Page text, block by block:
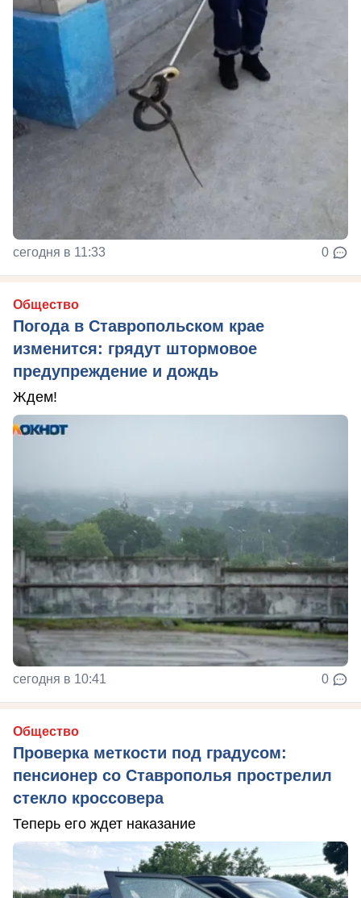
сегодня в 11:33 0
Общество
Погода в Ставропольском крае
изменится: грядут штормовое
предупреждение и дождь
Ждем!
сегодня в 10:41 0
Общество
Проверка меткости под градусом:
пенсионер со Ставрополья прострелил
стекло кроссовера
Теперь его ждет наказание